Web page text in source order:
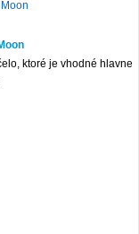
ktoré je vhodné hlavne